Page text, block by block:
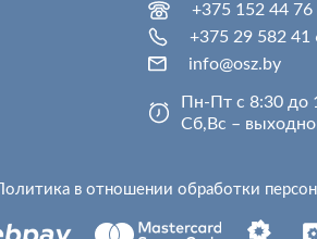
+375 152 44 76
+375 29 582 41
info@osz.by
Пн-Пт с 8:30 до
Сб,Вс –
Политика в отношении обработки